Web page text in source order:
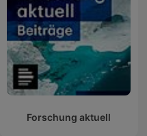
Forschung aktuell